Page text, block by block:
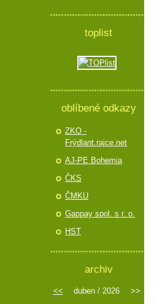
toplist
oblíbené odkazy
ZKO -
Frýdlant.rajce.net
AJ-PE Bohemia
ČKS
ČMKU
Gappay spol. s r. o.
HST
archiv
<< duben / 2026 >>